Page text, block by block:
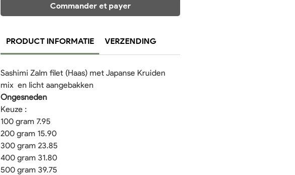
Commander et payer
PRODUCT INFORMATIE VERZENDING
Sashimi Zalm filet (Haas) met Japanse Kruiden
mix en licht aangebakken
Ongesneden
Keuze :
100 gram 7.95
200 gram 15.90
300 gram 23.85
400 gram 31.80
500 gram 39.75